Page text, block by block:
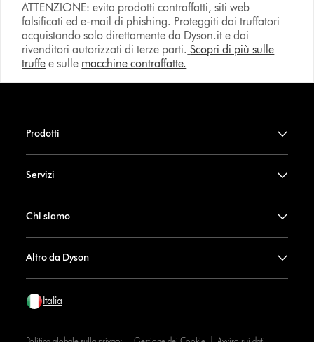
ATTENZIONE: evita prodotti contraffatti, siti web
falsificati ed e-mail di phishing. Proteggiti dai truffatori
acquistando solo direttamente da Dyson.it e dai
rivenditori autorizzati di terze parti. Scopri di più sulle
truffe e sulle macchine contraffatte.
Prodotti
Servizi
Chi siamo
Altro da Dyson
Italia